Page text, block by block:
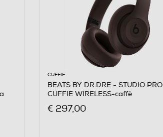
CUFFIE
BEATS BY DR.DRE - STUDIO PRO
CUFFIE WIRELESS-caffè
€ 297,00